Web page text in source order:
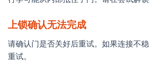
上锁确认无法完成
请确认门是否关好后重试。如果连接不
重试。